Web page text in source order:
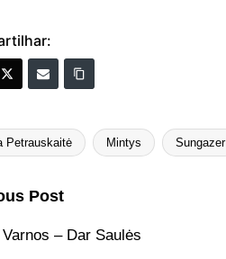
Petrauskaitė Mintys Sungazer
Post
– Dar Saulės